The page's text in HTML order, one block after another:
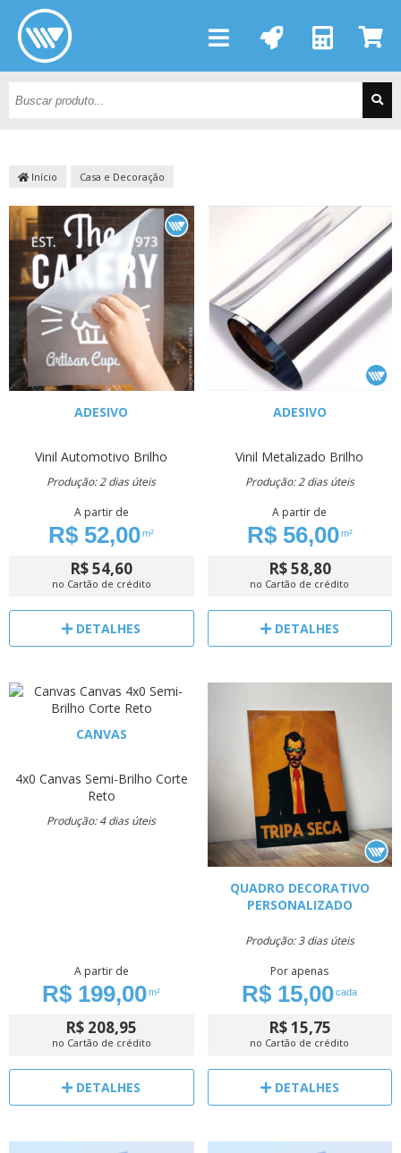
Início Casa e Decoração
ADESIVO
Vinil Automotivo Brilho
Produção: 2 dias úteis
A partir de
R$ 52,00m²
R$ 54,60
no Cartão de crédito
DETALHES
ADESIVO
Vinil Metalizado Brilho
Produção: 2 dias úteis
A partir de
R$ 56,00m²
R$ 58,80
no Cartão de crédito
DETALHES
CANVAS
4x0 Canvas Semi-Brilho Corte
Reto
Produção: 4 dias úteis
A partir de
R$ 199,00m²
R$ 208,95
no Cartão de crédito
DETALHES
QUADRO DECORATIVO
PERSONALIZADO
Produção: 3 dias úteis
Por apenas
R$ 15,00cada
R$ 15,75
no Cartão de crédito
DETALHES